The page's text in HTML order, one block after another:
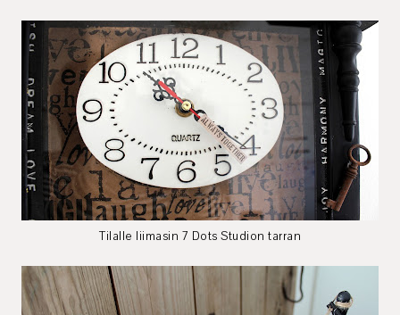
Tilalle liimasin 7 Dots Studion tarran